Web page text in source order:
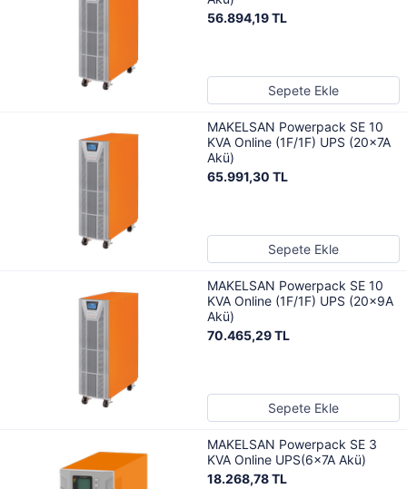
56.894,19 TL
Sepete Ekle
MAKELSAN Powerpack SE 10
KVA Online (1F/1F) UPS (20x7A
Akü)
65.991,30 TL
Sepete Ekle
MAKELSAN Powerpack SE 10
KVA Online (1F/1F) UPS (20x9A
Akü)
70.465,29 TL
Sepete Ekle
MAKELSAN Powerpack SE 3
KVA Online UPS(6x7A Akü)
18.268,78 TL